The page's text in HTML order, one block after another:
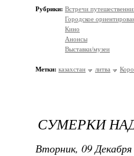
Рубрики: Встречи
Городское
Кино
Анонсы
Выставки/музеи
Метки: казахстан литва
СУМЕРКИ
Вторник, 09